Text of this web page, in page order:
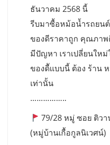
ธันวาคม 2568 นี้
รีบมาซื้อหม้อน้ำรถยน
ของดีราคาถูก คุณภาพ
มีปัญหา เราเปลี่ยนให
ของดีัแบบนี้ ต้อง ร้าน
เท่านั้น
……………..
79/28 หมู่ ซอย ติว
(หมู่บ้านเกื้อกูลนิเวศน์)